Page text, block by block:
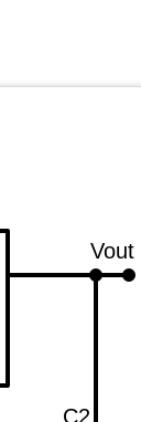
Vout
C2